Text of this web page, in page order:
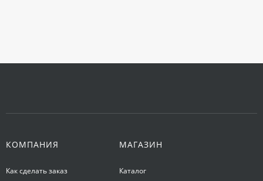
КОМПАНИЯ
Как сделать заказ
МАГАЗИН
Каталог